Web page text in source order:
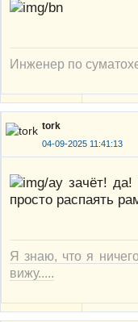
Инженер по
tork
04-09-2025 11:41:13
зачёт! да!
просто распаять
Я знаю, что я
вижу.....